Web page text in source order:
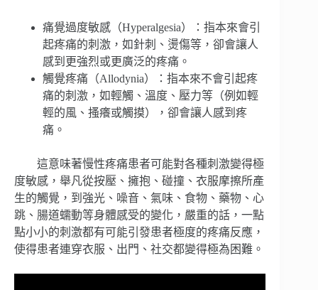
痛覺過度敏感（Hyperalgesia）：指本來會引
起疼痛的刺激，如針刺、燙傷等，卻會讓人
感到更強烈或更廣泛的疼痛。
觸覺疼痛（Allodynia）：指本來不會引起疼
痛的刺激，如輕觸、溫度、壓力等（例如輕
輕的風、搔癢或觸摸），卻會讓人感到疼
痛。
這意味著慢性疼痛患者可能對各種刺激變得極
度敏感，舉凡從按壓、擁抱、碰撞、衣服摩擦所產
生的觸覺，到強光、噪音、氣味、食物、藥物、心
跳、腸道蠕動等身體感受的變化，嚴重的話，一點
點小小的刺激都有可能引發患者極度的疼痛反應，
使得患者連穿衣服、出門、社交都變得極為困難。